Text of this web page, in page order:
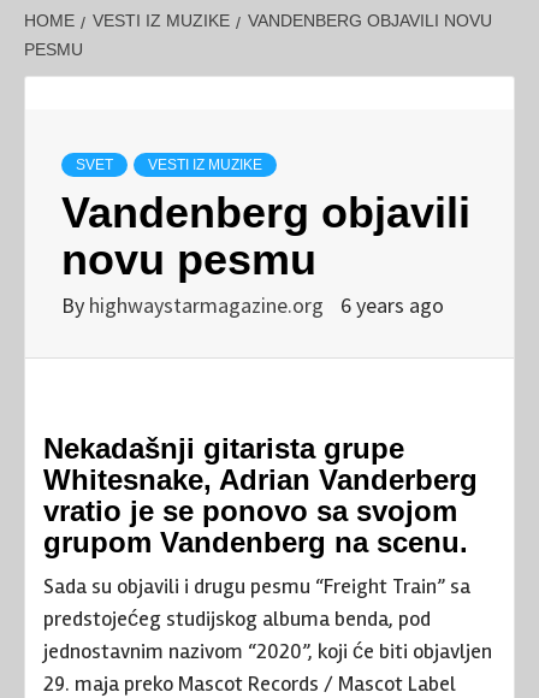
HOME VESTI IZ MUZIKE
VANDENBERG OBJAVILI NOVU
PESMU
SVET VESTI IZ MUZIKE
Vandenberg objavili
novu pesmu
By highwaystarmagazine.org 6 years ago
Nekadašnji gitarista grupe
Whitesnake, Adrian Vanderberg
vratio je se ponovo sa svojom
grupom Vandenberg na scenu.
Sada su objavili i drugu pesmu “Freight Train” sa
predstojećeg studijskog albuma benda, pod
jednostavnim nazivom “2020”, koji će biti objavljen
29. maja preko Mascot Records / Mascot Label